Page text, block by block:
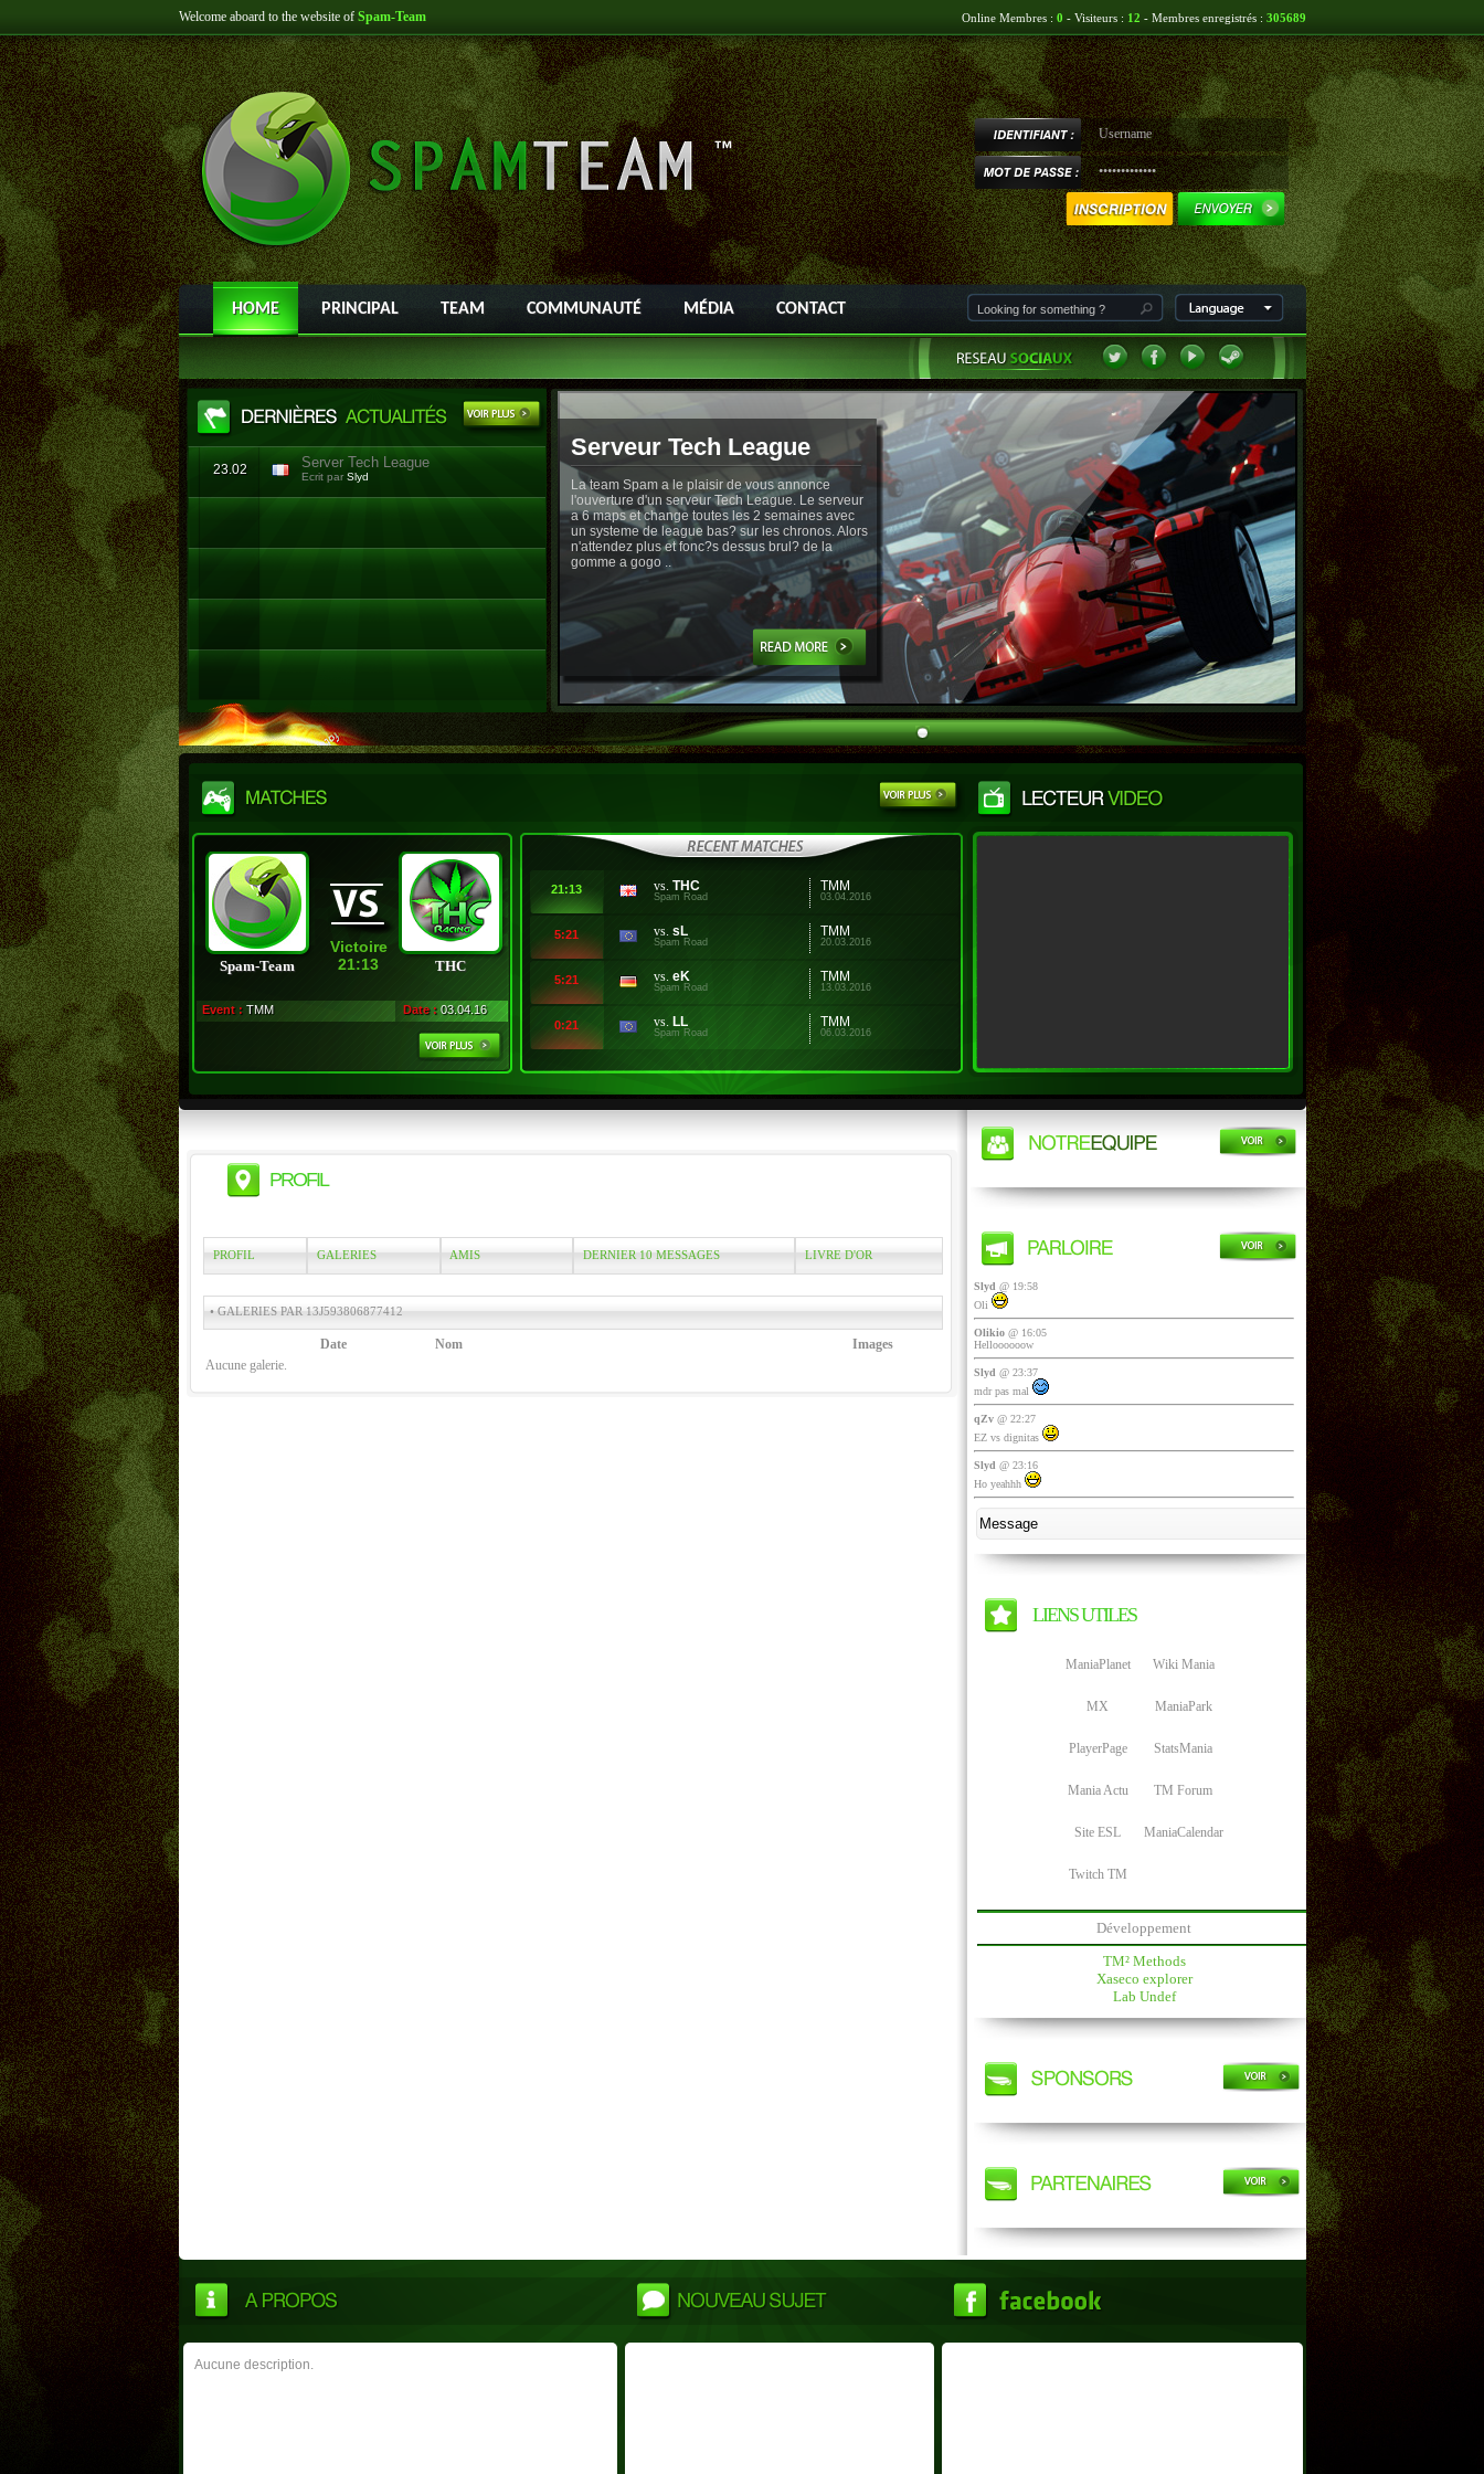
Welcome aboard to the website of Spam-Team Online Membres : 0 - Visiteurs : 12 - Membres enregistrés : 305689
HOME PRINCIPAL TEAM COMMUNAUTÉ MÉDIA CONTACT
23.02 Server Tech League
Ecrit par Slyd
Serveur Tech League
La team Spam a le plaisir de vous annonce
l'ouverture d'un serveur Tech League. Le serveur
a 6 maps et change toutes les 2 semaines avec
un systeme de league bas? sur les chronos. Alors
n'attendez plus et fonc?s dessus brul? de la
gomme a gogo ..
Spam-Team
Victoire
21:13
THC
Event : TMM Date : 03.04.16
21:13 vs. THC
Spam Road
TMM
03.04.2016
5:21 vs. sL
Spam Road
TMM
20.03.2016
5:21 vs. eK
Spam Road
TMM
13.03.2016
0:21 vs. LL
Spam Road
TMM
06.03.2016
PROFIL
PROFIL GALERIES AMIS DERNIER 10 MESSAGES LIVRE D'OR
• GALERIES PAR 13J593806877412
Date Nom
Images
Aucune galerie.
Slyd @ 19:58
Oli
Olikio@ 16:05
Helloooooow
Slyd @ 23:37
mdr pas mal
qZv@ 22:27
EZ vs dignitas
Slyd @ 23:16
Ho yeahhh
LIENS UTILES
ManiaPlanet Wiki Mania
MX ManiaPark
PlayerPage StatsMania
Mania Actu TM Forum
Site ESL ManiaCalendar
Twitch TM
Développement
TM² Methods
Xaseco explorer
Lab Undef
Aucune description.